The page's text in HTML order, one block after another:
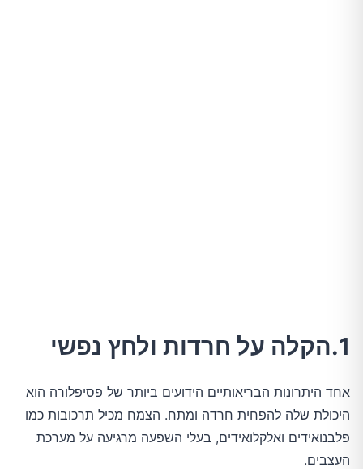
1.הקלה על חרדות ולחץ נפשי
אחד היתרונות הבריאותיים הידועים ביותר של פסיפלורה הוא
היכולת שלה להפחית חרדה ומתח. הצמח מכיל תרכובות כמו
פלבנואידים ואלקלואידים, בעלי השפעה מרגיעה על מערכת
העצבים.